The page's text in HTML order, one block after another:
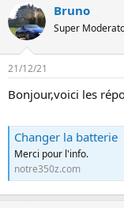
Bruno
Super
21/12/21
Bonjour,voici les
Changer la batterie
Merci pour l'info.
notre350z.com